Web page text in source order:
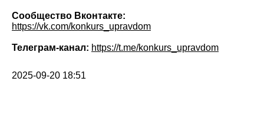
Сообщество Вконтакте:
https://vk.com/konkurs_upravdom
Телеграм-канал: https://t.me/konkurs_upravdom
2025-09-20 18:51